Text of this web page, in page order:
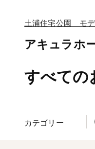
土浦住宅公園 モ
アキュラホ
すべての
カテゴリー